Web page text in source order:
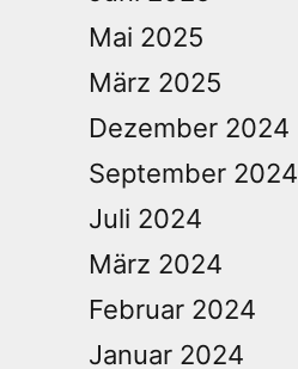
Mai 2025
März 2025
Dezember 2024
September 2024
Juli 2024
März 2024
Februar 2024
Januar 2024